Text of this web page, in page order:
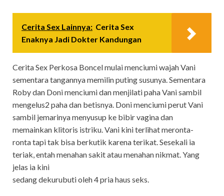
Cerita Sex Lainnya: Cerita Sex
Enaknya Jadi Dokter Kandungan
Cerita Sex Perkosa Boncel mulai menciumi wajah Vani
sementara tangannya memilin puting susunya. Sementara
Roby dan Doni menciumi dan menjilati paha Vani sambil
mengelus2 paha dan betisnya. Doni menciumi perut Vani
sambil jemarinya menyusup ke bibir vagina dan
memainkan klitoris istriku. Vani kini terlihat meronta-
ronta tapi tak bisa berkutik karena terikat. Sesekali ia
teriak, entah menahan sakit atau menahan nikmat. Yang
jelas ia kini
sedang dekurubuti oleh 4 pria haus seks.